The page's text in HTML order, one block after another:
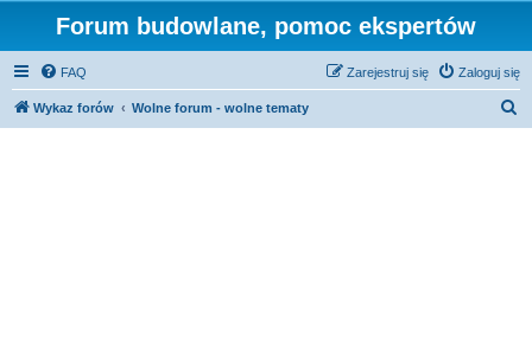
Forum budowlane, pomoc ekspertów
FAQ Zaloguj się
Zarejestruj się
Wykaz forów Wolne forum - wolne tematy